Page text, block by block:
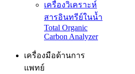
เครื่องวิเคราะห์
สารอินทรีย์ในน้ำ
Total Organic
Carbon Analyzer
เครื่องมือด้านการ
แพทย์